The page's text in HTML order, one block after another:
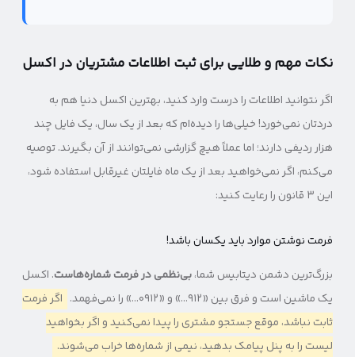
نکات مهم و طلایی برای ثبت اطلاعات مشتریان در اکسل
اگر نتوانید اطلاعات را درست وارد کنید، بهترین اکسل دنیا هم به
دردتان نمی‌خورد! خیلی‌ها را دیده‌ام که بعد از یک سال، یک فایل چند
هزار ردیفی دارند؛ اما عملاً هیچ گزارشی نمی‌توانند از آن بگیرند. توصیه
می‌کنم، اگر نمی‌خواهید بعد از یک ماه فایلتان غیرقابل استفاده شود،
این ۳ قانون را رعایت کنید:
فرمت نوشتن موارد باید یکسان باشد!
بزرگ‌ترین دشمن دیتابیس شما،بی‌نظمی در فرمت شماره‌هاست. اکسل
یک ماشین است و فرق بین «۹۱۲…» و «۰۹۱۲…» را نمی‌فهمد.
اگر فرمت
ثابت نباشد، موقع جستجو مشتری را پیدا نمی‌کنید و اگر بخواهید
لیست را به پنل پیامک بدهید، نیمی از شماره‌ها خراب می‌شوند.